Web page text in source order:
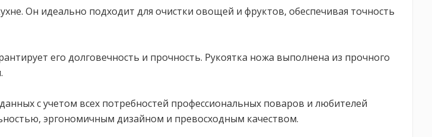
Он идеально подходит для очистки овощей и фруктов, обеспечивая точность
его долговечность и прочность. Рукоятка ножа выполнена из прочного
с учетом всех потребностей профессиональных поваров и любителей
эргономичным дизайном и превосходным качеством.